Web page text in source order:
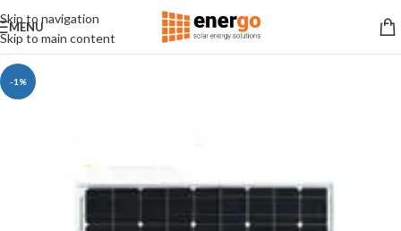
Skip to navigation
Skip to main content
MENU
-1%